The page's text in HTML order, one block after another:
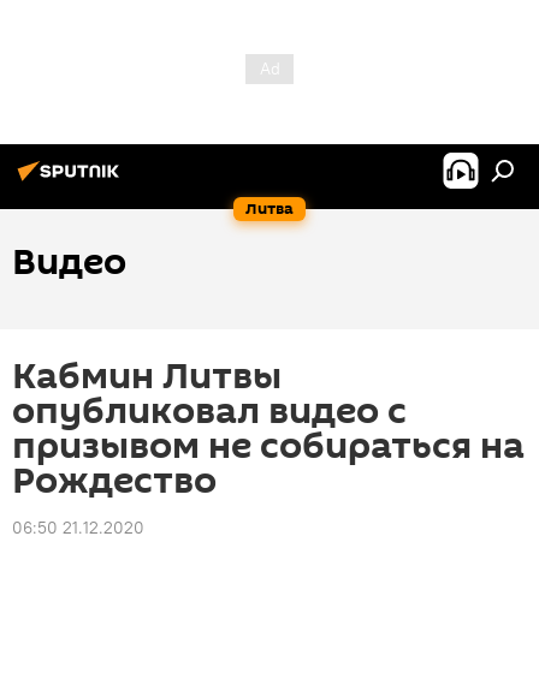
Литва
Видео
Кабмин Литвы
опубликовал видео с
призывом не собираться на
Рождество
06:50 21.12.2020